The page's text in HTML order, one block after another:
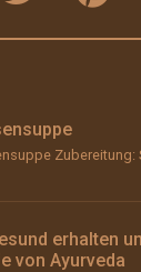
erhalten
von Ayurveda